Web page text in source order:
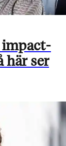
impact-
här ser